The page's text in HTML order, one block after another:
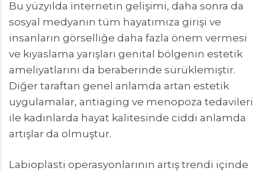
Bu yüzyılda internetin gelişimi, daha sonra da
sosyal medyanın tüm hayatımıza girişi ve
insanların görselliğe daha fazla önem vermesi
ve kıyaslama yarışları genital bölgenin estetik
ameliyatlarını da beraberinde sürüklemiştir.
Diğer taraftan genel anlamda artan estetik
uygulamalar, antiaging ve menopoza tedavileri
ile kadınlarda hayat kalitesinde ciddi anlamda
artışlar da olmuştur.
Labioplasti operasyonlarının artış trendi içinde